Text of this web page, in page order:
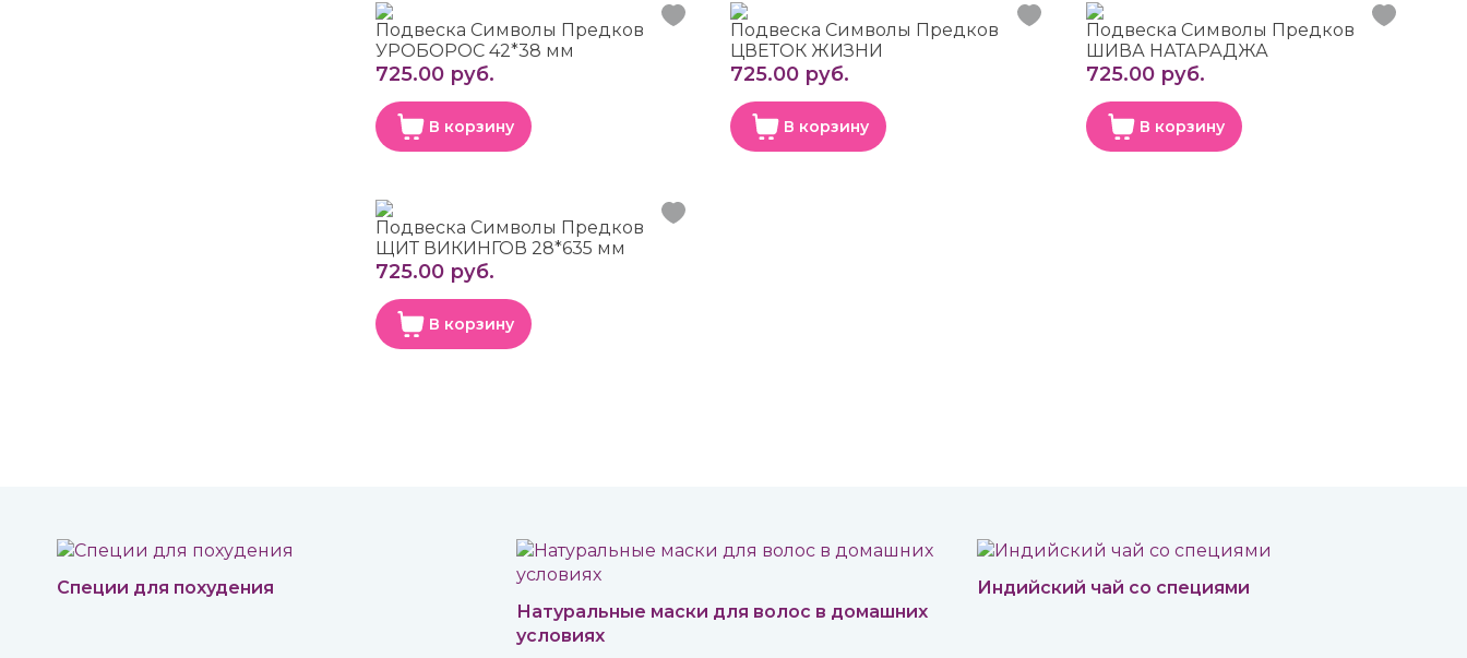
Подвеска Символы Предков
УРОБОРОС 42*38 мм
725.00 руб.
В корзину
Подвеска Символы Предков
ЦВЕТОК ЖИЗНИ
725.00 руб.
В корзину
Подвеска Символы Предков
ШИВА НАТАРАДЖА
725.00 руб.
В корзину
Подвеска Символы Предков
ЩИТ ВИКИНГОВ 28*635 мм
725.00 руб.
В корзину
Специи для похудения
Натуральные маски для волос в домашних
условиях
Индийский чай со специями